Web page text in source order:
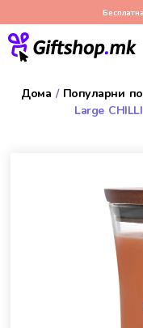
Дома / Популарни
Large